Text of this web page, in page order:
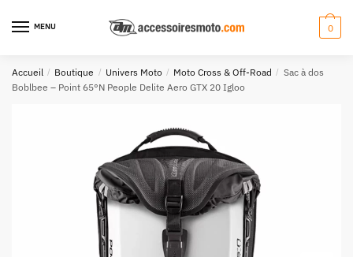
navigation
au
MENU 0
Accueil / Boutique / Univers Moto / Moto Cross & Off-Road / Sac à dos
Boblbee – Point 65°N People Delite Aero GTX 20 Igloo